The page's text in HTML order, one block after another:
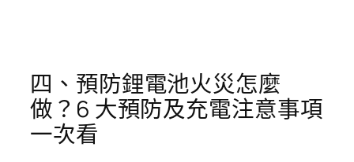
四、預防鋰電池火災怎麼
做？6 大預防及充電注意事項
一次看